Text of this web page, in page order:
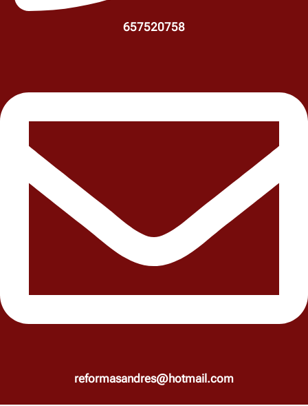
657520758
reformasandres@hotmail.com